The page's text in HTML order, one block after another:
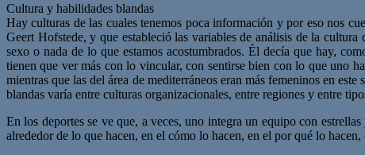
Cultura y habilidades blandas
Hay culturas de las cuales tenemos poca información y por eso nos
Geert Hofstede, y que estableció las variables de análisis de la
sexo o nada de lo que estamos acostumbrados. Él decía que hay,
tienen que ver más con lo vincular, con sentirse bien con lo que uno
mientras que las del área de mediterráneos eran más femeninos en
blandas varía entre culturas organizacionales, entre regiones y entre
En los deportes se ve que, a veces, uno integra un equipo con
alrededor de lo que hacen, en el cómo lo hacen, en el por qué lo